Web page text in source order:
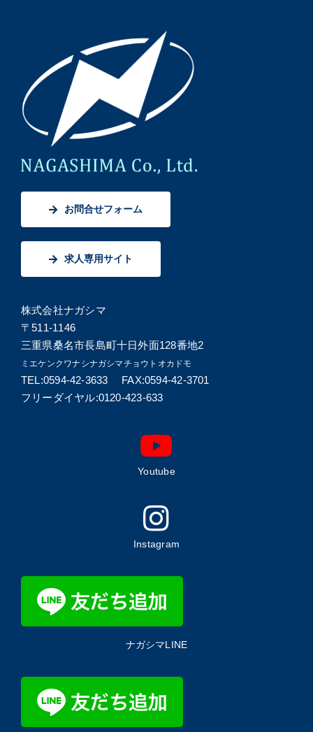
お問合せフォーム
求人専用サイト
株式会社ナガシマ
〒511-1146
三重県桑名市長島町十日外面128番地2
ミエケンクワナシナガシマチョウトオカドモ
TEL:0594-42-3633 FAX:0594-42-3701
フリーダイヤル:0120-423-633
Youtube
Instagram
ナガシマLINE